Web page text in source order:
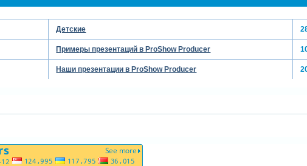
Детские
Примеры презентаций в ProShow Producer
Наши презентации в ProShow Producer